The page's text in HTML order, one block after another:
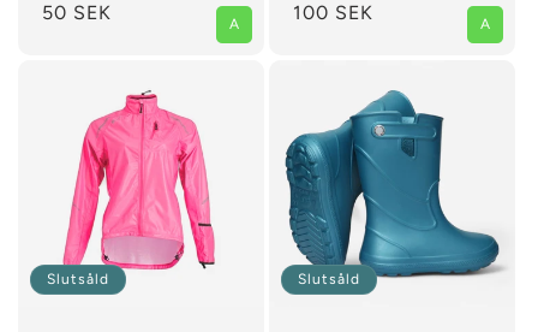
A
Ordinarie
50 SEK A
Ordinarie
100 SEK
Slutsåld Slutsåld